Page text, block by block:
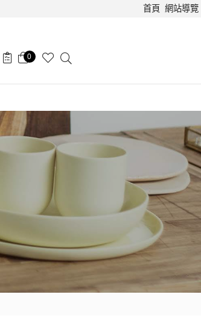
首頁 網站導覽
0